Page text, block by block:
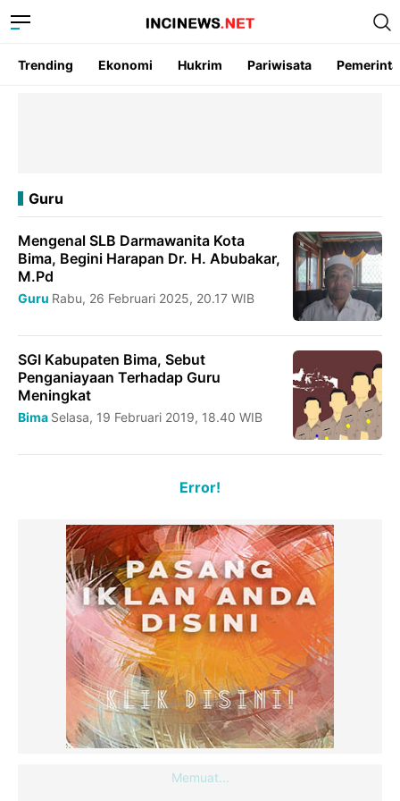
Trending Ekonomi Hukrim Pariwisata
Guru
Mengenal SLB Darmawanita Kota
Bima, Begini Harapan Dr. H. Abubakar,
M.Pd
Guru Rabu, 26 Februari 2025, 20.17 WIB
SGI Kabupaten Bima, Sebut
Penganiayaan Terhadap Guru
Meningkat
Bima Selasa, 19 Februari 2019, 18.40 WIB
Error!
Memuat...